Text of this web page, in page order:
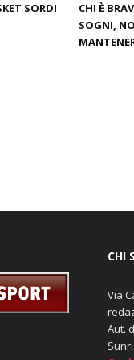
SORDI
CHI È
SOGNI,
CHI
Via
Aut.